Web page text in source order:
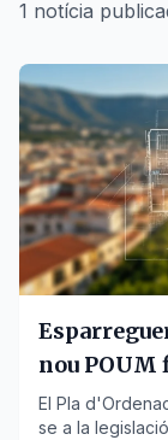
1 notícia
nou POUM
El Pla
se a la